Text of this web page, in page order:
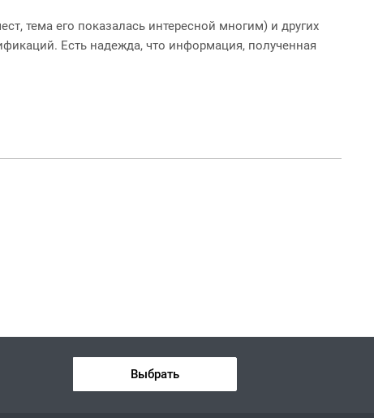
тема его показалась интересной многим) и других
Есть надежда, что информация, полученная
Выбрать